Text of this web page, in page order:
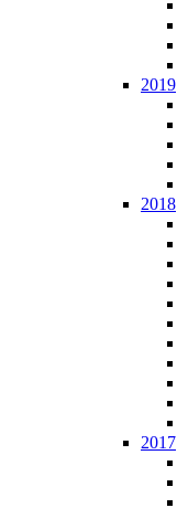
2019
2018
2017